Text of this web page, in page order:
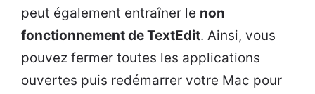
peut également entraîner le non
fonctionnement de TextEdit. Ainsi, vous
pouvez fermer toutes les applications
ouvertes puis redémarrer votre Mac pour